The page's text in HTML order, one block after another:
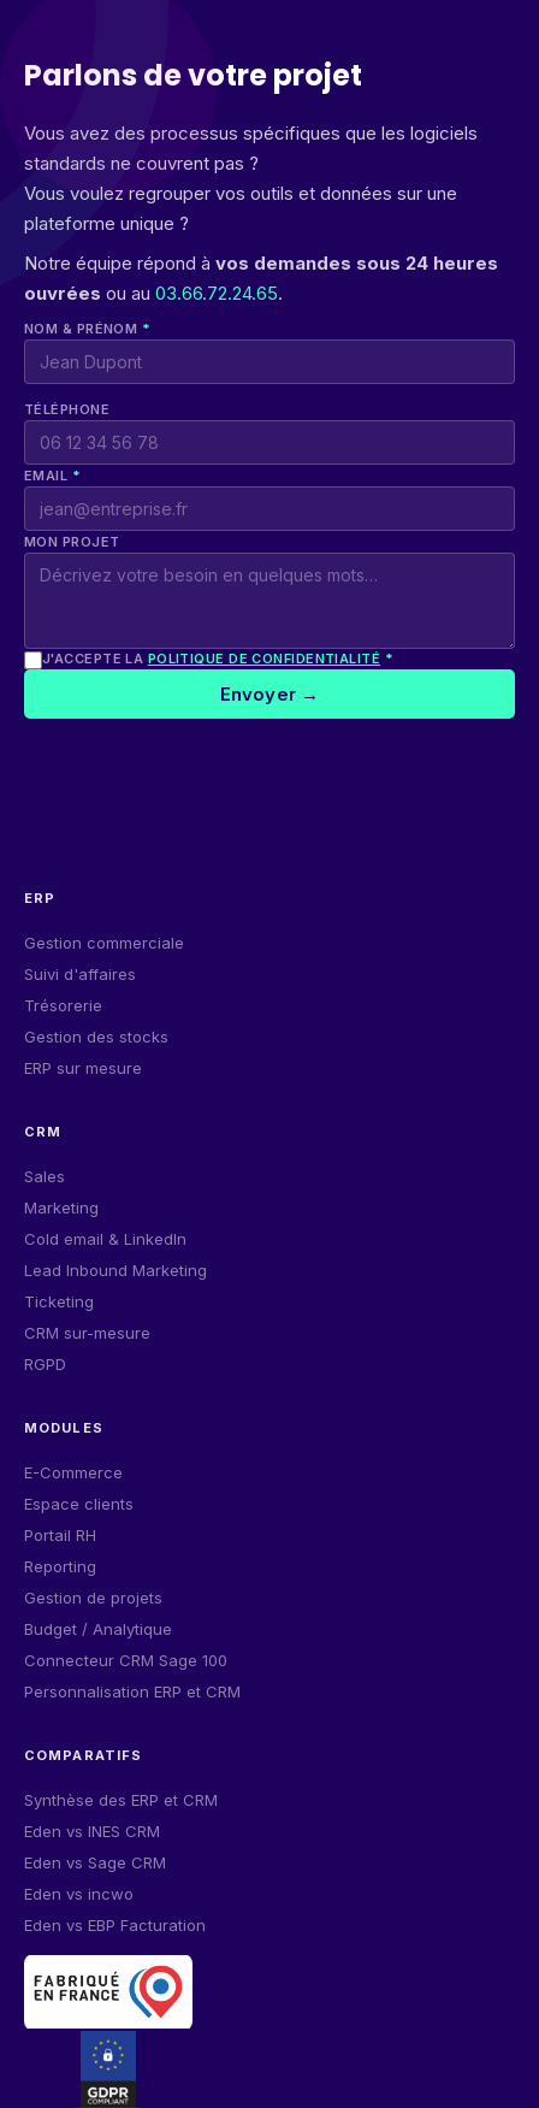
Parlons de votre projet
Vous avez des processus spécifiques que les logiciels
standards ne couvrent pas ?
Vous voulez regrouper vos outils et données sur une
plateforme unique ?
Notre équipe répond à vos demandes sous 24 heures
ouvrées ou au 03.66.72.24.65.
NOM & PRÉNOM *
TÉLÉPHONE
EMAIL *
MON PROJET
J'ACCEPTE LA POLITIQUE DE CONFIDENTIALITÉ *
Envoyer →
ERP
Gestion commerciale
Suivi d'affaires
Trésorerie
Gestion des stocks
ERP sur mesure
CRM
Sales
Marketing
Cold email & LinkedIn
Lead Inbound Marketing
Ticketing
CRM sur-mesure
RGPD
MODULES
E-Commerce
Espace clients
Portail RH
Reporting
Gestion de projets
Budget / Analytique
Connecteur CRM Sage 100
Personnalisation ERP et CRM
COMPARATIFS
Synthèse des ERP et CRM
Eden vs INES CRM
Eden vs Sage CRM
Eden vs incwo
Eden vs EBP Facturation